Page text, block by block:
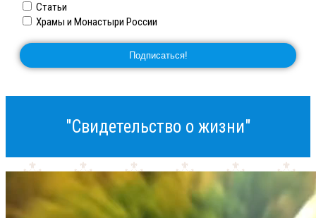
Статьи
Храмы и Монастыри России
"Свидетельство о жизни"